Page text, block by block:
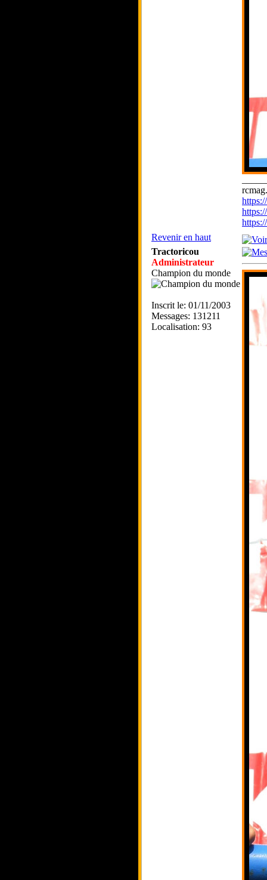
Revenir en haut
Tractoricou
Administrateur
Champion du monde
Inscrit le: 01/11/2003
Messages: 131211
Localisation: 93